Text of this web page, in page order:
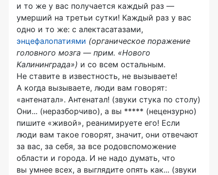
и то же у вас получается каждый раз —
умерший на третьи сутки! Каждый раз у вас
одно и то же: с алектасатазами,
энцефалопатиями (органическое поражение
головного мозга — прим. «Нового
Калининграда») и со всем остальным.
Не ставите в известность, не вызываете!
А когда вызываете, люди вам говорят:
«антенатал». Антенатал! (звуки стука по столу)
Они... (неразборчиво), а вы ***** (нецензурно)
пишите «живой», реанимируете его! Если
люди вам такое говорят, значит, они отвечают
за вас, за себя, за все родовспоможение
области и города. И не надо думать, что
вы умнее всех, а выглядите опять как... (звуки